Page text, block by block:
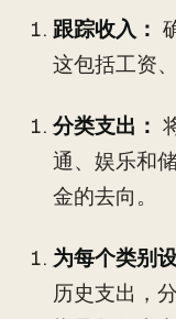
跟踪收入：
这包括工资
分类支出：
通、娱乐和
金的去向。
为每个类别
历史支出，